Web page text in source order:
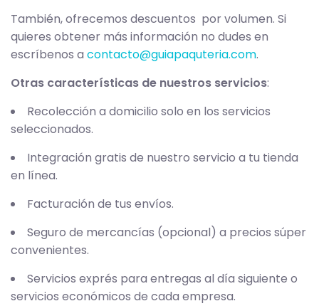
También, ofrecemos descuentos por volumen. Si
quieres obtener más información no dudes en
escríbenos a contacto@guiapaquteria.com.
Otras características de nuestros servicios:
Recolección a domicilio solo en los servicios
seleccionados.
Integración gratis de nuestro servicio a tu tienda
en línea.
Facturación de tus envíos.
Seguro de mercancías (opcional) a precios súper
convenientes.
Servicios exprés para entregas al día siguiente o
servicios económicos de cada empresa.